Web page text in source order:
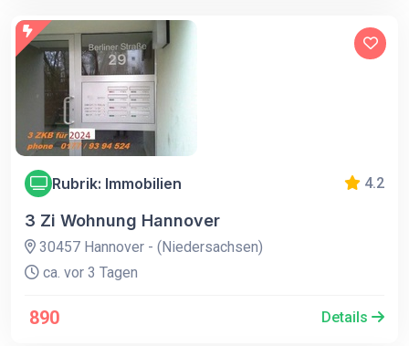
Rubrik: Immobilien 4.2
3 Zi Wohnung Hannover
30457 Hannover - (Niedersachsen)
ca. vor 3 Tagen
890 Details